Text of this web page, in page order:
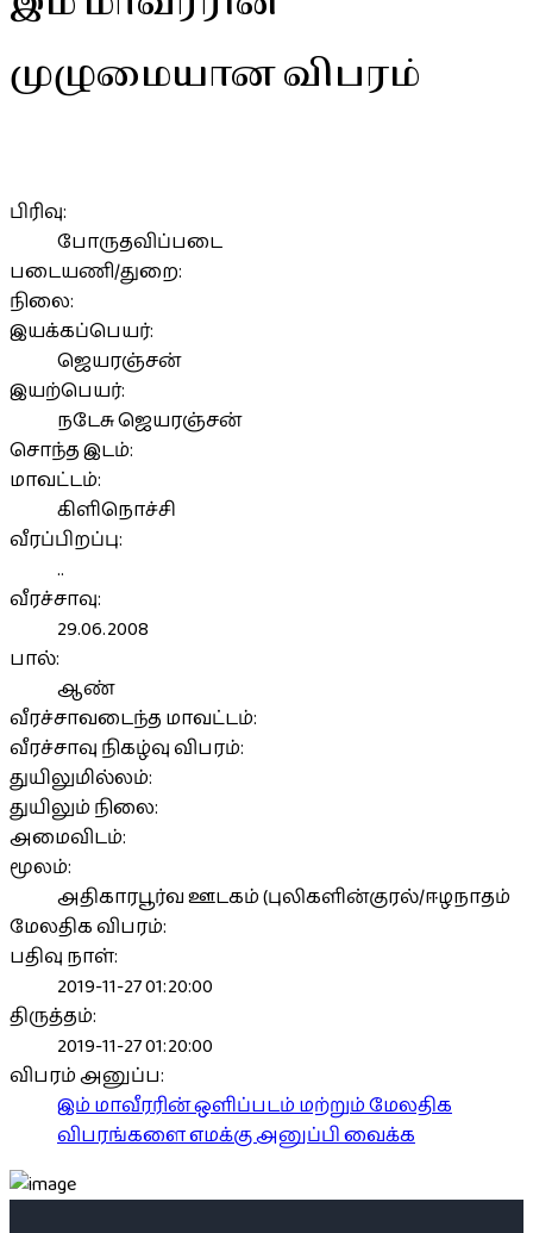
முழுமையான விபரம்
பிரிவு:
போருதவிப்படை
படையணி/துறை:
நிலை:
இயக்கப்பெயர்:
ஜெயரஞ்சன்
இயற்பெயர்:
நடேசு ஜெயரஞ்சன்
சொந்த இடம்:
மாவட்டம்:
கிளிநொச்சி
வீரப்பிறப்பு:
..
வீரச்சாவு:
29.06.2008
பால்:
ஆண்
வீரச்சாவடைந்த மாவட்டம்:
வீரச்சாவு நிகழ்வு விபரம்:
துயிலுமில்லம்:
துயிலும் நிலை:
அமைவிடம்:
மூலம்:
அதிகாரபூர்வ ஊடகம் (புலிகளின்குரல்/ஈழநாதம்
மேலதிக விபரம்:
பதிவு நாள்:
2019-11-27 01:20:00
திருத்தம்:
2019-11-27 01:20:00
விபரம் அனுப்ப:
இம் மாவீரரின் ஒளிப்படம் மற்றும் மேலதிக
விபரங்களை எமக்கு அனுப்பி வைக்க